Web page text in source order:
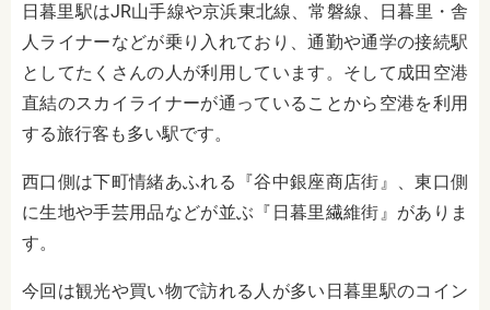
日暮里駅はJR山手線や京浜東北線、常磐線、日暮里・舎
人ライナーなどが乗り入れており、通勤や通学の接続駅
としてたくさんの人が利用しています。そして成田空港
直結のスカイライナーが通っていることから空港を利用
する旅行客も多い駅です。
西口側は下町情緒あふれる『谷中銀座商店街』、東口側
に生地や手芸用品などが並ぶ『日暮里繊維街』がありま
す。
今回は観光や買い物で訪れる人が多い日暮里駅のコイン